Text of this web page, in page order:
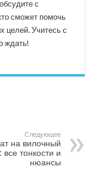
с
сможет помочь
целей. Учитесь с
ждать!
Следующее
на вилочный
все тонкости и
нюансы